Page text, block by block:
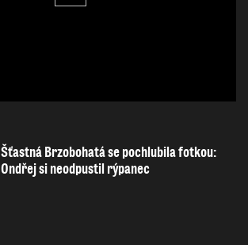
Šťastná Brzobohatá se pochlubila fotkou:
Ondřej si neodpustil rýpanec